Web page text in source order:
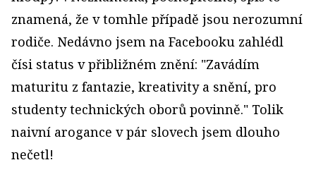
znamená, že v tomhle případě jsou nerozumní
rodiče. Nedávno jsem na Facebooku zahlédl
čísi status v přibližném znění: "Zavádím
maturitu z fantazie, kreativity a snění, pro
studenty technických oborů povinně." Tolik
naivní arogance v pár slovech jsem dlouho
nečetl!